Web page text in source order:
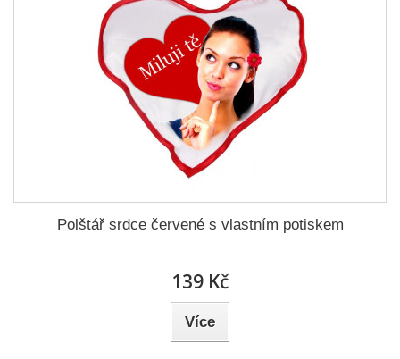
Polštář srdce červené s vlastním potiskem
139 Kč
Více